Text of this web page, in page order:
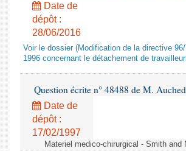
Date de
dépôt :
28/06/2016
Voir le dossier (Modification de la directive
1996 concernant le détachement de
Question écrite n° 48488 de M.
Date de
dépôt :
17/02/1997
Materiel medico-chirurgical - Smith